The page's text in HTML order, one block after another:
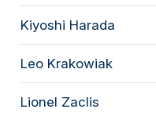
Kiyoshi Harada
Leo Krakowiak
Lionel Zaclis